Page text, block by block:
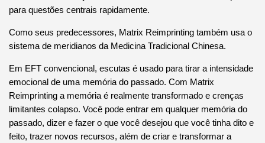
para questões centrais rapidamente.
Como seus predecessores, Matrix Reimprinting também usa o
sistema de meridianos da Medicina Tradicional Chinesa.
Em EFT convencional, escutas é usado para tirar a intensidade
emocional de uma memória do passado. Com Matrix
Reimprinting a memória é realmente transformado e crenças
limitantes colapso. Você pode entrar em qualquer memória do
passado, dizer e fazer o que você desejou que você tinha dito e
feito, trazer novos recursos, além de criar e transformar a